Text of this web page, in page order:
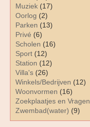
Muziek (17)
Oorlog (2)
Parken (13)
Privé (6)
Scholen (16)
Sport (12)
Station (12)
Villa's (26)
Winkels/Bedrijven (12)
Woonvormen (16)
Zoekplaatjes en Vragen
Zwembad(water) (9)